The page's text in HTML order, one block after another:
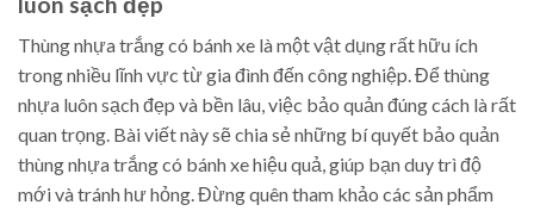
Thùng nhựa trắng có bánh xe là một vật dụng rất hữu ích
trong nhiều lĩnh vực từ gia đình đến công nghiệp. Để thùng
nhựa luôn sạch đẹp và bền lâu, việc bảo quản đúng cách là rất
quan trọng. Bài viết này sẽ chia sẻ những bí quyết bảo quản
thùng nhựa trắng có bánh xe hiệu quả, giúp bạn duy trì độ
mới và tránh hư hỏng. Đừng quên tham khảo các sản phẩm